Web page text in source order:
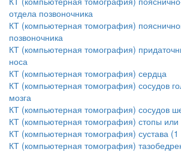
отдела позвоночника
КТ (компьютерная томография)
позвоночника
КТ (компьютерная томография)
носа
КТ (компьютерная томография) сердца
КТ (компьютерная томография) сосудов
мозга
КТ (компьютерная томография) сосудов
КТ (компьютерная томография) стопы или
КТ (компьютерная томография) сустава (1
КТ (компьютерная томография)